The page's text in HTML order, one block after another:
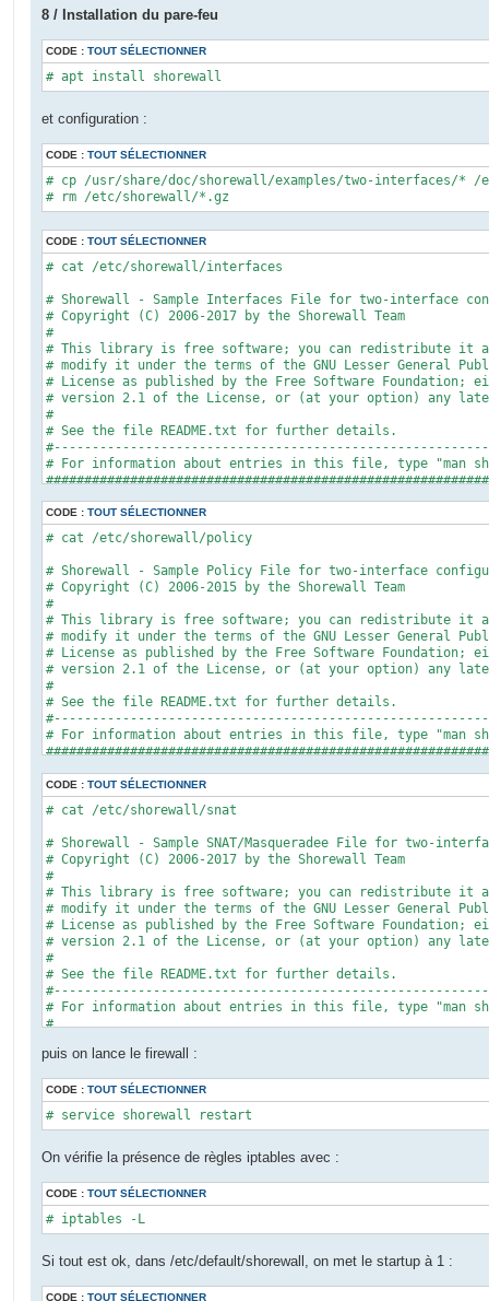
8 / Installation du pare-feu
CODE : TOUT SÉLECTIONNER
# apt install shorewall
et configuration :
CODE : TOUT SÉLECTIONNER
# cp /usr/share/doc/shorewall/examples/two-interfaces/* /
# rm /etc/shorewall/*.gz
CODE : TOUT SÉLECTIONNER
# cat /etc/shorewall/interfaces
# Shorewall - Sample Interfaces File for two-interface
# Copyright (C) 2006-2017 by the Shorewall Team
#
# This library is free software; you can redistribute it
# modify it under the terms of the GNU Lesser General
# License as published by the Free Software Foundation;
# version 2.1 of the License, or (at your option) any
#
# See the file README.txt for further details.
# For information about entries in this file, type "man
#ZONE	INTERFACE	OPTIONS
net     NET_IF
loc     LOC_IF
CODE : TOUT SÉLECTIONNER
# cat /etc/shorewall/policy
# Shorewall - Sample Policy File for two-interface
# Copyright (C) 2006-2015 by the Shorewall Team
#
# This library is free software; you can redistribute it
# modify it under the terms of the GNU Lesser General
# License as published by the Free Software Foundation;
# version 2.1 of the License, or (at your option) any
#
# See the file README.txt for further details.
# For information about entries in this file, type "man
loc	net		ACCEPT
loc	$FW		ACCEPT
net	all		DROP		$LOG_LEVEL
# THE FOLOWING POLICY MUST BE LAST
all	all		REJECT		$LOG_LEVEL
CODE : TOUT SÉLECTIONNER
# cat /etc/shorewall/snat
# Shorewall - Sample SNAT/Masqueradee File for two-
# Copyright (C) 2006-2017 by the Shorewall Team
#
# This library is free software; you can redistribute it
# modify it under the terms of the GNU Lesser General
# License as published by the Free Software Foundation;
# version 2.1 of the License, or (at your option) any
#
# See the file README.txt for further details.
# For information about entries in this file, type "man
#
#
# Rules generated from masq file /home/teastep/shorewall/
#
puis on lance le firewall :
CODE : TOUT SÉLECTIONNER
# service shorewall restart
On vérifie la présence de règles iptables avec :
CODE : TOUT SÉLECTIONNER
# iptables -L
Si tout est ok, dans /etc/default/shorewall, on met le startup à 1 :
CODE : TOUT SÉLECTIONNER